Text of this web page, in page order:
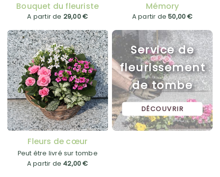
Bouquet du fleuriste
A partir de 29,00 €
Mémory
A partir de50,00 €
Fleurs de cœur
Peut être livré sur tombe
A partir de 42,00 €
Service de
fleurissement
de tombe
DÉCOUVRIR